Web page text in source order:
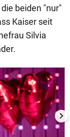
beiden "nur"
Kaiser seit
Silvia